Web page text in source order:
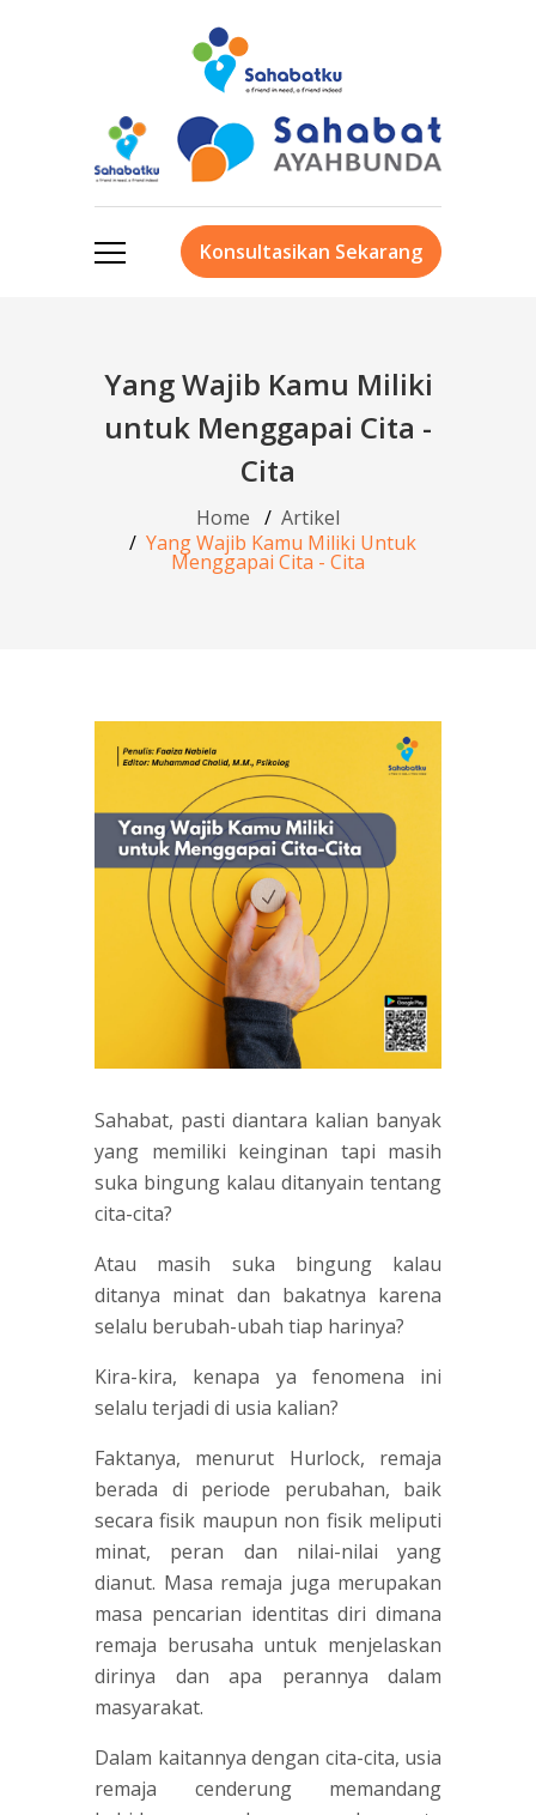
Konsultasikan Sekarang
Yang Wajib Kamu Miliki
untuk Menggapai Cita -
Cita
Home
Artikel
Yang Wajib Kamu Miliki Untuk
Menggapai Cita - Cita
Sahabat, pasti diantara kalian banyak
yang memiliki keinginan tapi masih
suka bingung kalau ditanyain tentang
cita-cita?
Atau masih suka bingung kalau
ditanya minat dan bakatnya karena
selalu berubah-ubah tiap harinya?
Kira-kira, kenapa ya fenomena ini
selalu terjadi di usia kalian?
Faktanya, menurut Hurlock, remaja
berada di periode perubahan, baik
secara fisik maupun non fisik meliputi
minat, peran dan nilai-nilai yang
dianut. Masa remaja juga merupakan
masa pencarian identitas diri dimana
remaja berusaha untuk menjelaskan
dirinya dan apa perannya dalam
masyarakat.
Dalam kaitannya dengan cita-cita, usia
remaja cenderung memandang